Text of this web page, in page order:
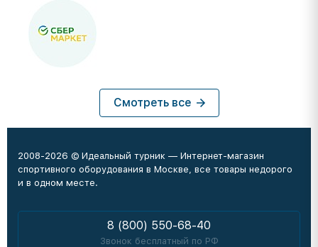
Смотреть все
2008-2026 © Идеальный турник — Интернет-магазин
спортивного оборудования в Москве, все товары недорого
и в одном месте.
8 (800) 550-68-40
Звонок бесплатный по РФ